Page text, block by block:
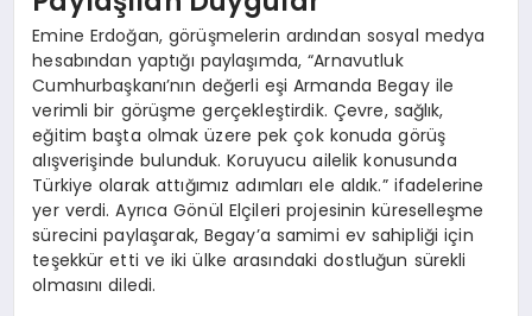
Emine Erdoğan, görüşmelerin ardından sosyal medya
hesabından yaptığı paylaşımda, “Arnavutluk
Cumhurbaşkanı’nın değerli eşi Armanda Begay ile
verimli bir görüşme gerçekleştirdik. Çevre, sağlık,
eğitim başta olmak üzere pek çok konuda görüş
alışverişinde bulunduk. Koruyucu ailelik konusunda
Türkiye olarak attığımız adımları ele aldık.” ifadelerine
yer verdi. Ayrıca Gönül Elçileri projesinin küreselleşme
sürecini paylaşarak, Begay’a samimi ev sahipliği için
teşekkür etti ve iki ülke arasındaki dostluğun sürekli
olmasını diledi.